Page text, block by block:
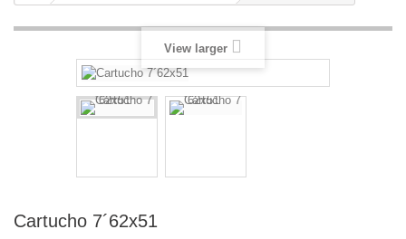
View larger
Cartucho 7´62x51